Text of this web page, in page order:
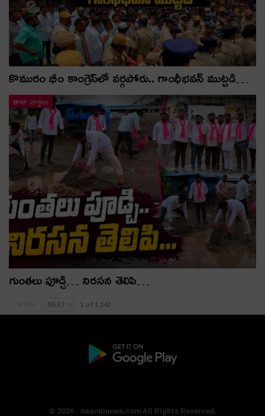
కొమురం భీం కాంగ్రెస్‌లో వర్గపోరు.. గాంధీభవన్ ముట్టడి…
తాజా వార్తలు
గుంతలు పూడ్చి… నిరసన తెలిపి…
NEXT 1 of 1,142
© 2026 - naandinews.com All Rights Reserved.